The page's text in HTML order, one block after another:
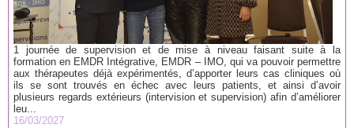
1 journée de supervision et de mise à niveau faisant suite à la
formation en EMDR Intégrative, EMDR – IMO, qui va pouvoir permettre
aux thérapeutes déjà expérimentés, d’apporter leurs cas cliniques où
ils se sont trouvés en échec avec leurs patients, et ainsi d’avoir
plusieurs regards extérieurs (intervision et supervision) afin d’améliorer
leu...
16/03/2027